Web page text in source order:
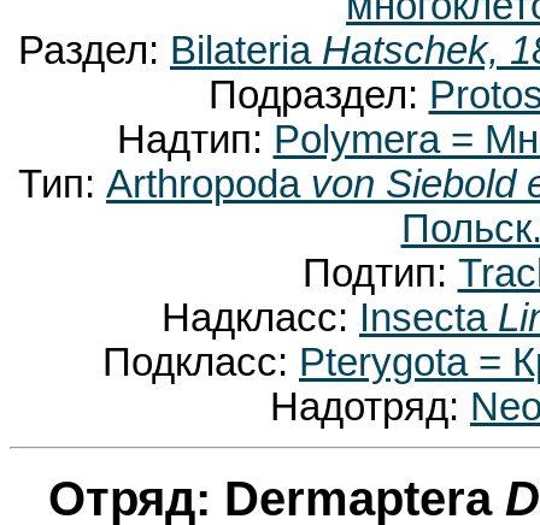
Раздел: Bilateria Hatschek,
Подраздел:
Надтип: Polymera =
Тип: Arthropoda von Siebold
Подтип:
Надкласс: Insecta
Подкласс: Pterygota =
Надотряд:
Отряд: Dermaptera